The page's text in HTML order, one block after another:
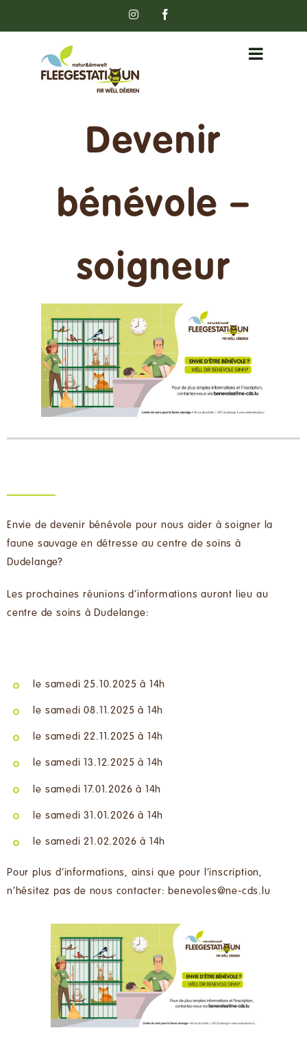
Instagram
Devenir
bénévole –
soigneur
Voir
l'image
agrandie
Envie de devenir bénévole pour nous aider à soigner la
faune sauvage en détresse au centre de soins à
Dudelange?
Les prochaines réunions d’informations auront lieu au
centre de soins à Dudelange:
le samedi 25.10.2025 à 14h
le samedi 08.11.2025 à 14h
le samedi 22.11.2025 à 14h
le samedi 13.12.2025 à 14h
le samedi 17.01.2026 à 14h
le samedi 31.01.2026 à 14h
le samedi 21.02.2026 à 14h
Pour plus d’informations, ainsi que pour l’inscription,
n’hésitez pas de nous contacter: benevoles@ne-cds.lu